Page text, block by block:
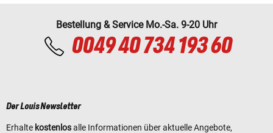
Bestellung & Service Mo.-Sa. 9-20 Uhr
0049 40 734 193 60
Der Louis Newsletter
Erhalte kostenlosalle Informationen über aktuelle Angebote,